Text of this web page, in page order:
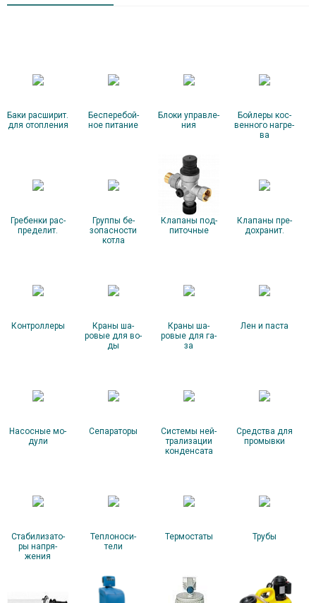
Ба­ки рас­ши­рит.
для отоп­ле­ния
Бес­пе­ребой­
ное пи­тание
Бло­ки уп­равле­
ния
Бой­ле­ры кос­
венно­го наг­ре­
ва
Гре­бен­ки рас­
пре­делит.
Груп­пы бе­
зопас­ности
кот­ла
Кла­паны под­
пи­точ­ные
Кла­паны пре­
дох­ра­нит.
Кон­трол­ле­ры
Кра­ны ша­
ровые для во­
ды
Кра­ны ша­
ровые для га­
за
Лен и пас­та
На­сос­ные мо­
дули
Се­пара­торы
Сис­те­мы ней­
тра­лиза­ции
кон­денса­та
Средс­тва для
про­мыв­ки
Ста­били­зато­
ры нап­ря­
жения
Теп­ло­носи­
тели
Тер­моста­ты Тру­бы